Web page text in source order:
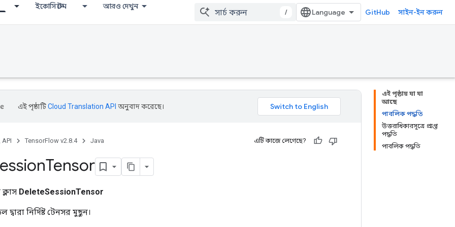
ইকোসিস্টেম আরও দেখুন
/ GitHub সাইন-ইন করুন
এই পৃষ্ঠায় যা যা
আছে
পাবলিক পদ্ধতি
উত্তরাধিকারসূত্রে প্রাপ্ত
পদ্ধতি
পাবলিক পদ্ধতি
এই পৃষ্ঠাটিCloud Translation API অনুবাদ করেছে।
API TensorFlow v2.8.4 Java এটি কাজে লেগেছে?
Tensor
DeleteSessionTensor
দ্বারা নির্দিষ্ট টেনসর মুছুন।